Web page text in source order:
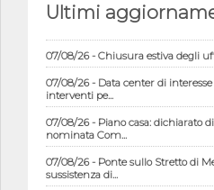
Ultimi
07/08/26 - OICE al B-Cad 2026:
07/08/26 - Chiusura estiva degli
07/08/26 - Data center di
interventi pe...
07/08/26 - Piano casa: dichiarato
nominata Com...
07/08/26 - Ponte sullo Stretto di
sussistenza di...